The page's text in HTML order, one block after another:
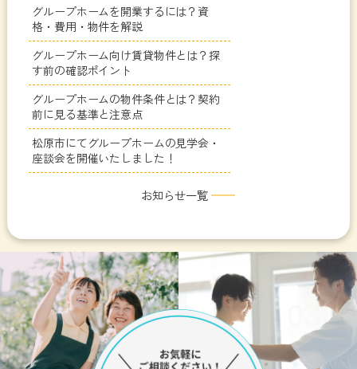
グループホームを開業するには？資
格・費用・物件を解説
グループホーム向け賃貸物件とは？探
す前の確認ポイント
グループホームの物件条件とは？契約
前に見る基準と注意点
松原市にてグループホームの見学会・
座談会を開催いたしました！
お知らせ一覧